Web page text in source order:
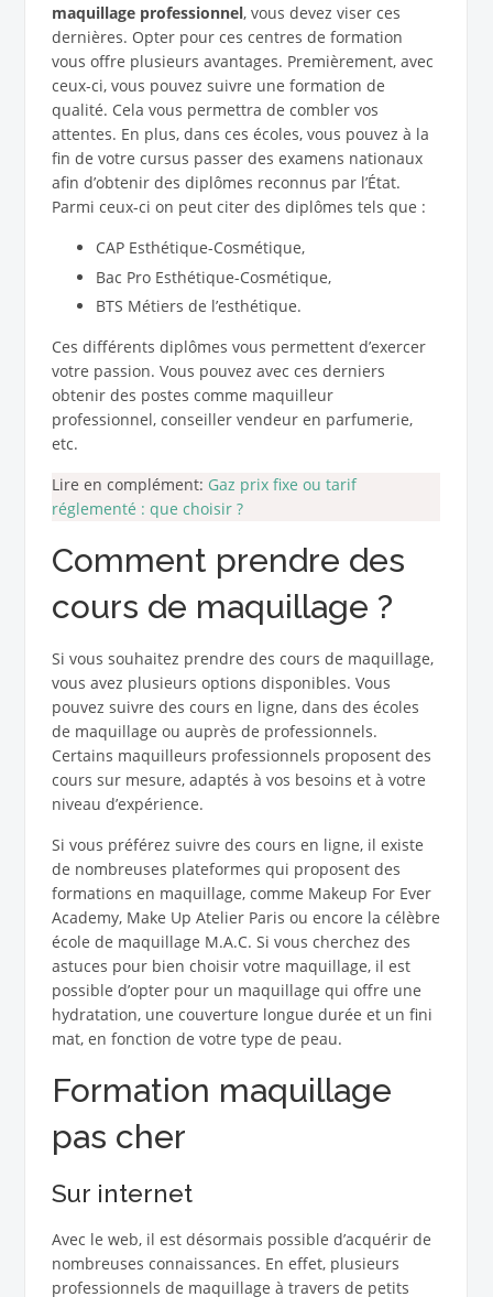
maquillage professionnel, vous devez viser ces
dernières. Opter pour ces centres de formation
vous offre plusieurs avantages. Premièrement, avec
ceux-ci, vous pouvez suivre une formation de
qualité. Cela vous permettra de combler vos
attentes. En plus, dans ces écoles, vous pouvez à la
fin de votre cursus passer des examens nationaux
afin d’obtenir des diplômes reconnus par l’État.
Parmi ceux-ci on peut citer des diplômes tels que :
CAP Esthétique-Cosmétique,
Bac Pro Esthétique-Cosmétique,
BTS Métiers de l’esthétique.
Ces différents diplômes vous permettent d’exercer
votre passion. Vous pouvez avec ces derniers
obtenir des postes comme maquilleur
professionnel, conseiller vendeur en parfumerie,
etc.
Lire en complément: Gaz prix fixe ou tarif
réglementé : que choisir ?
Comment prendre des
cours de maquillage ?
Si vous souhaitez prendre des cours de maquillage,
vous avez plusieurs options disponibles. Vous
pouvez suivre des cours en ligne, dans des écoles
de maquillage ou auprès de professionnels.
Certains maquilleurs professionnels proposent des
cours sur mesure, adaptés à vos besoins et à votre
niveau d’expérience.
Si vous préférez suivre des cours en ligne, il existe
de nombreuses plateformes qui proposent des
formations en maquillage, comme Makeup For Ever
Academy, Make Up Atelier Paris ou encore la célèbre
école de maquillage M.A.C. Si vous cherchez des
astuces pour bien choisir votre maquillage, il est
possible d’opter pour un maquillage qui offre une
hydratation, une couverture longue durée et un fini
mat, en fonction de votre type de peau.
Formation maquillage
pas cher
Sur internet
Avec le web, il est désormais possible d’acquérir de
nombreuses connaissances. En effet, plusieurs
professionnels de maquillage à travers de petits